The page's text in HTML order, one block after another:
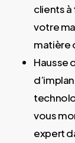
clients à
votre
matière
Hausse
vous
expert